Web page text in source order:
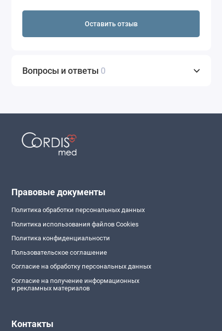
Оставить отзыв
Вопросы и ответы 0
Правовые документы
Политика обработки персональных данных
Политика использования файлов Cookies
Политика конфиденциальности
Пользовательское соглашение
Согласие на обработку персональных данных
Согласие на получение информационных
и рекламных материалов
Контакты